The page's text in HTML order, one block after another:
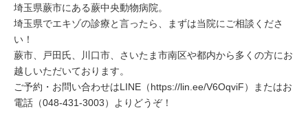
埼玉県蕨市にある蕨中央動物病院。
埼玉県でエキゾの診療と言ったら、まずは当院にご相談くださ
い！
蕨市、戸田氏、川口市、さいたま市南区や都内から多くの方にお
越しいただいております。
ご予約・お問い合わせはLINE（https://lin.ee/V6OqviF）またはお
電話（048-431-3003）よりどうぞ！